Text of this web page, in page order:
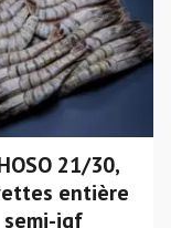
21/30,
entière
semi-iqf